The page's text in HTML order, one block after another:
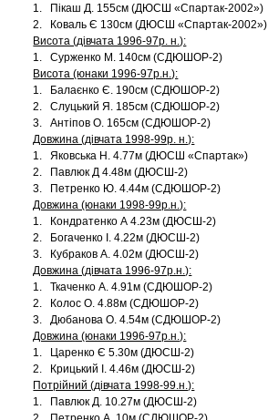
1. Пікаш Д. 155см (ДЮСШ «Спартак-2002»)
2. Коваль Є 130см (ДЮСШ «Спартак-2002»)
Висота (дівчата 1996-97р. н.):
1. Сурженко М. 140см (СДЮШОР-2)
Висота (юнаки 1996-97р.н.):
1. Балаєнко Є. 190см (СДЮШОР-2)
2. Слуцький Я. 185см (СДЮШОР-2)
3. Антіпов О. 165см (СДЮШОР-2)
Довжина (дівчата 1998-99р. н.):
1. Яковська Н. 4.77м (ДЮСШ «Спартак»)
2. Павлюк Д 4.48м (ДЮСШ-2)
3. Петренко Ю. 4.44м (СДЮШОР-2)
Довжина (юнаки 1998-99р.н.):
1. Кондратенко А 4.23м (ДЮСШ-2)
2. Богаченко І. 4.22м (ДЮСШ-2)
3. Кубраков А. 4.02м (ДЮСШ-2)
Довжина (дівчата 1996-97р.н.):
1. Ткаченко А. 4.91м (СДЮШОР-2)
2. Колос О. 4.88м (СДЮШОР-2)
3. Дюбанова О. 4.54м (СДЮШОР-2)
Довжина (юнаки 1996-97р.н.):
1. Царенко Є 5.30м (ДЮСШ-2)
2. Крицький І. 4.46м (ДЮСШ-2)
Потрійний (дівчата 1998-99.н.):
1. Павлюк Д. 10.27м (ДЮСШ-2)